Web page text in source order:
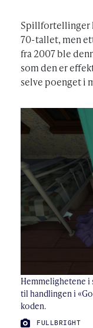
Spillfortellinger
70-tallet, men
fra 2007 ble
som den er
selve poenget i
Hemmelighetene i
til handlingen i
koden.
FOTO:
FULLBRIGHT